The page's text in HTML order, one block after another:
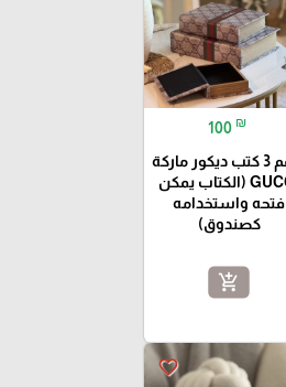
100 ₪
طقم 3 كتب ديكور ماركة
GUCCI (الكتاب يمكن
فتحه واستخدامه
كصندوق)
add_shopping_cart
favorite_border